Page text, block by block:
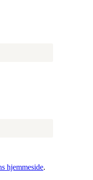
hjemmeside.